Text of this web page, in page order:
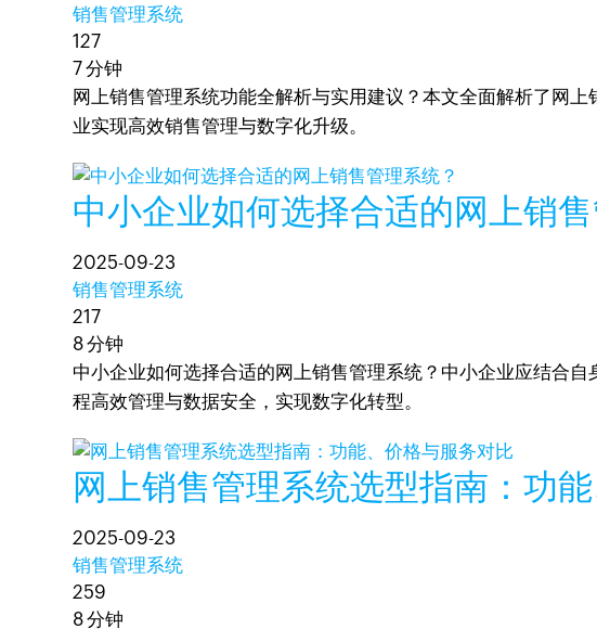
销售管理系统
127
7 分钟
网上销售管理系统功能全解析与实用建议？本文全面解析了网
业实现高效销售管理与数字化升级。
中小企业如何选择合适的网上销
2025-09-23
销售管理系统
217
8 分钟
中小企业如何选择合适的网上销售管理系统？中小企业应结合
程高效管理与数据安全，实现数字化转型。
网上销售管理系统选型指南：功
2025-09-23
销售管理系统
259
8 分钟